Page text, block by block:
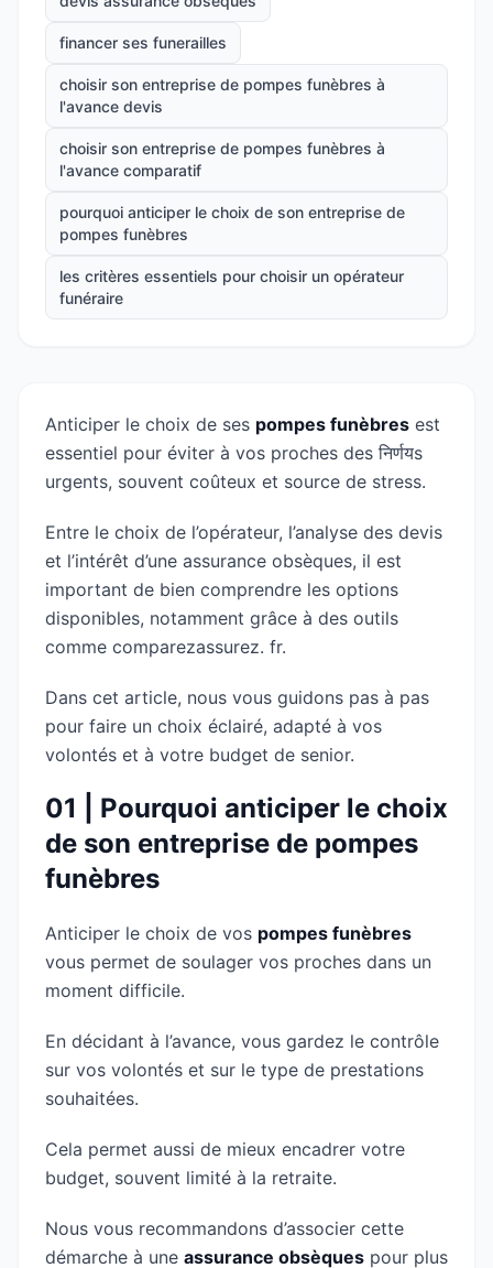
financer ses funerailles
choisir son entreprise de pompes funèbres à
l'avance devis
choisir son entreprise de pompes funèbres à
l'avance comparatif
pourquoi anticiper le choix de son entreprise de
pompes funèbres
les critères essentiels pour choisir un opérateur
funéraire
Anticiper le choix de ses pompes funèbres est
essentiel pour éviter à vos proches des निर्णयs
urgents, souvent coûteux et source de stress.
Entre le choix de l’opérateur, l’analyse des devis
et l’intérêt d’une assurance obsèques, il est
important de bien comprendre les options
disponibles, notamment grâce à des outils
comme comparezassurez. fr.
Dans cet article, nous vous guidons pas à pas
pour faire un choix éclairé, adapté à vos
volontés et à votre budget de senior.
01 | Pourquoi anticiper le choix
de son entreprise de pompes
funèbres
Anticiper le choix de vos pompes funèbres
vous permet de soulager vos proches dans un
moment difficile.
En décidant à l’avance, vous gardez le contrôle
sur vos volontés et sur le type de prestations
souhaitées.
Cela permet aussi de mieux encadrer votre
budget, souvent limité à la retraite.
Nous vous recommandons d’associer cette
démarche à une assurance obsèques pour plus